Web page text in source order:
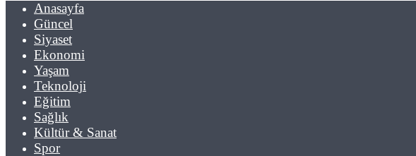
Anasayfa
Güncel
Siyaset
Ekonomi
Yaşam
Teknoloji
Eğitim
Sağlık
Kültür & Sanat
Spor